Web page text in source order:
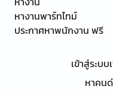
หางานพาร์ทไทม์
ประกาศหาพนักงาน ฟรี
เข้าสู่ระบ
หาคน